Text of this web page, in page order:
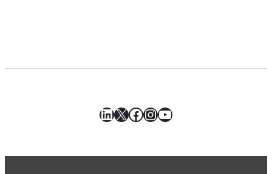
LinkedIn
X Facebook
Instagram
YouTube